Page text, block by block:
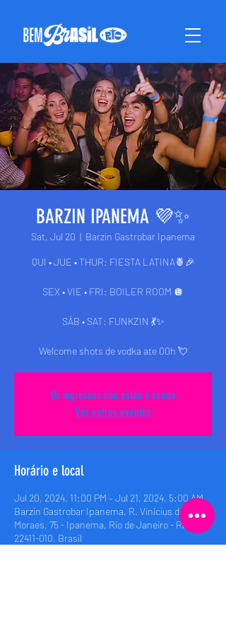
BARZIN IPANEMA 💜✨
Sat, Jul 20
  |
Barzin Gastrobar Ipanema
QUI • JUE • THUR: FIESTA LATINA🍍🎉
SEX • VIE • FRI: BOILER ROOM 🪩
SÁB • SAT: FUNKZIN 💃✨
Welcome shots de vodka ate 00h 💘
Os ingressos não estão à venda
Ver outros eventos
Horário e local
Jul 20, 2024, 11:00 PM – Jul 21, 2024, 5:00 AM
Barzin Gastrobar Ipanema, R. Vinícius de
Moraes, 75 - Ipanema, Rio de Janeiro - RJ,
22411-010, Brasil